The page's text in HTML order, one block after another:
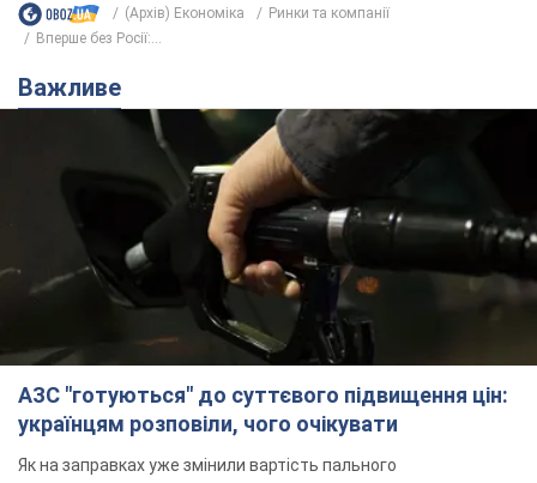
(Архів) Економіка
Ринки та компанії
Вперше без Росії:...
Важливе
АЗС "готуються" до суттєвого підвищення цін:
українцям розповіли, чого очікувати
Як на заправках уже змінили вартість пального